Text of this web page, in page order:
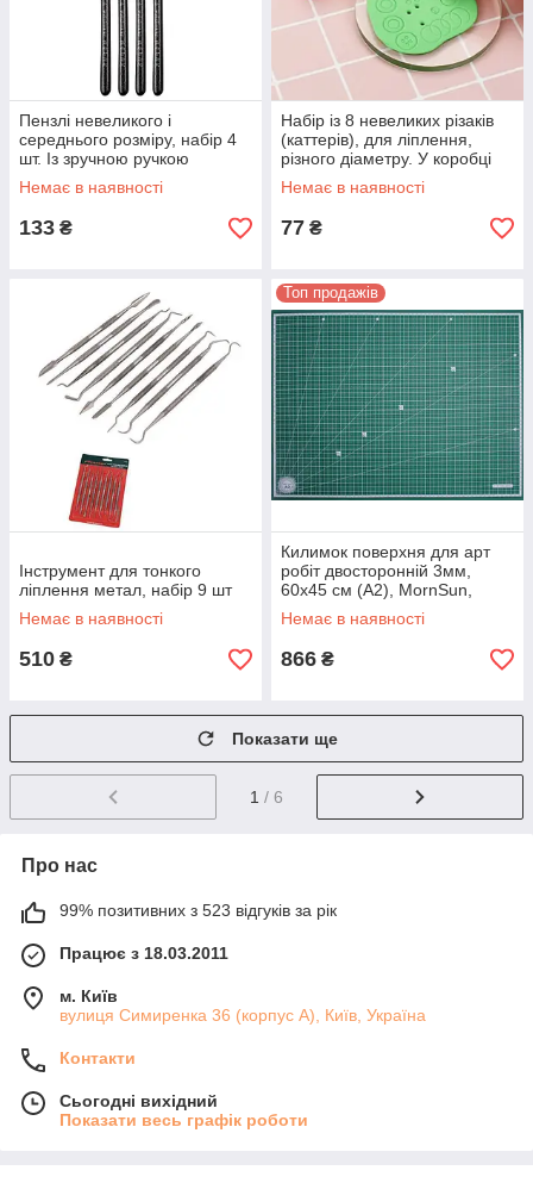
Пензлі невеликого і
середнього розміру, набір 4
шт. Із зручною ручкою
Немає в наявності
133 ₴
Набір із 8 невеликих різаків
(каттерів), для ліплення,
різного діаметру. У коробці
різного діаметра.
Немає в наявності
77 ₴
Інструмент для тонкого
ліплення метал, набір 9 шт
Немає в наявності
510 ₴
Топ продажів
Килимок поверхня для арт
робіт двосторонній 3мм,
60х45 см (А2), MornSun,
Тайвань
Немає в наявності
866 ₴
Показати ще
1 / 6
Про нас
99% позитивних з 523 відгуків за рік
Працює з 18.03.2011
м. Київ
вулиця Симиренка 36 (корпус А), Київ, Україна
Контакти
Сьогодні вихідний
Показати весь графік роботи